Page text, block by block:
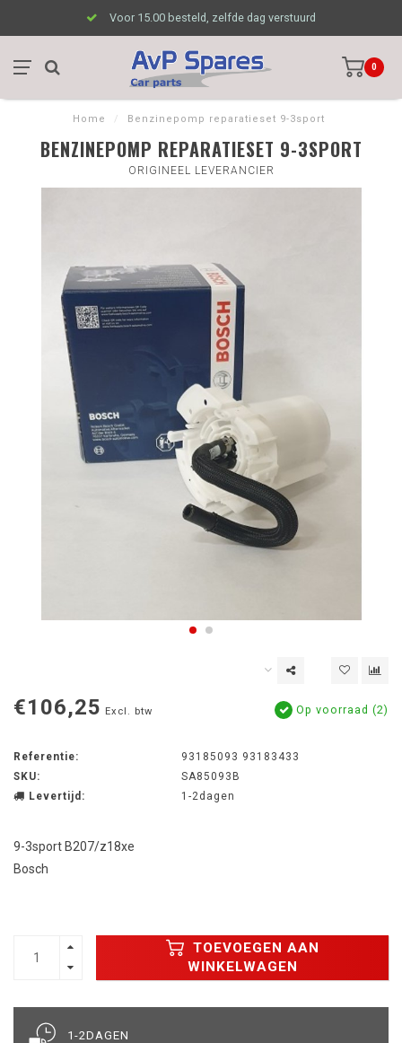
Voor 15.00 besteld, zelfde dag verstuurd
0
Home / Benzinepomp reparatieset 9-3sport
BENZINEPOMP REPARATIESET 9-3SPORT
ORIGINEEL LEVERANCIER
€106,25 Excl. btw Op voorraad (2)
Referentie:
93185093 93183433
SKU:
SA85093B
Levertijd:
1-2dagen
9-3sport B207/z18xe
Bosch
TOEVOEGEN AAN
WINKELWAGEN
1-2DAGEN